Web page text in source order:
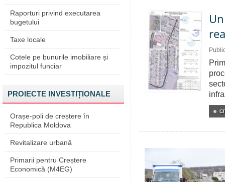
Raporturi privind executarea
bugetului
Taxe locale
Cotele pe bunurile imobiliare și
impozitul funciar
PROIECTE INVESTIȚIONALE
Orașe-poli de creștere în
Republica Moldova
Revitalizare urbană
Primarii pentru Creștere
Economică (M4EG)